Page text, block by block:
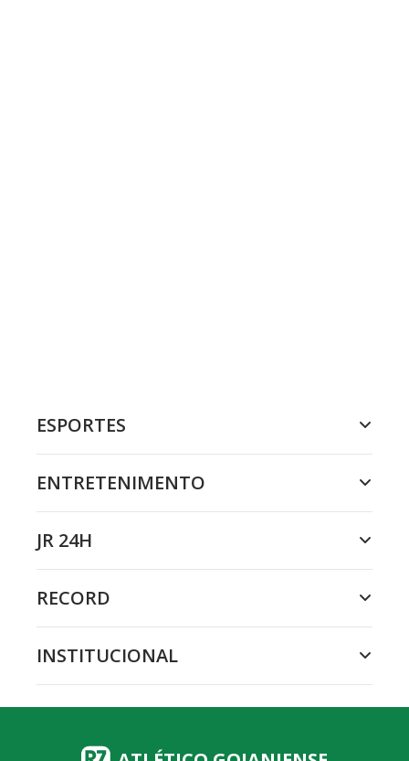
ESPORTES
ENTRETENIMENTO
JR 24H
RECORD
INSTITUCIONAL